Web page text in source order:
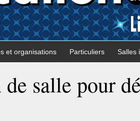
et organisations Particuliers Salles
salle pour